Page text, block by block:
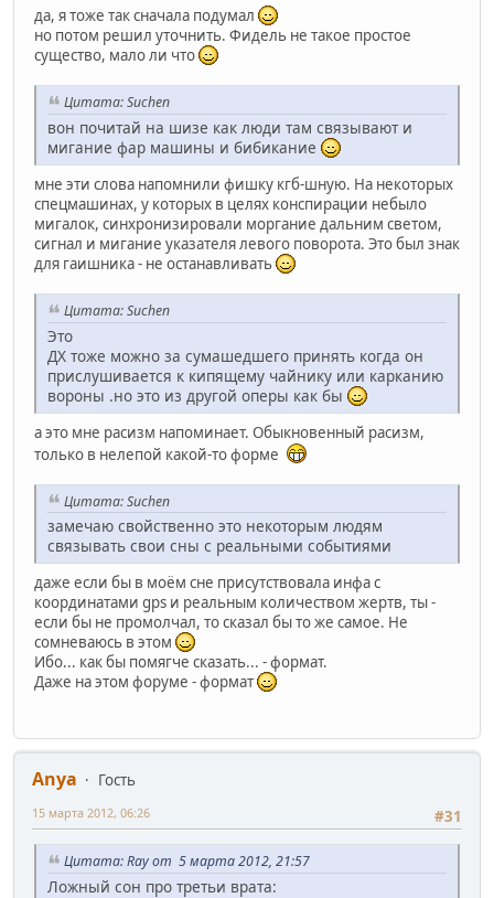
да, я тоже так сначала подумал
но потом решил уточнить. Фидель не такое простое
существо, мало ли что
Цитата: Suchen
вон почитай на шизе как люди там связывают и
мигание фар машины и бибикание
мне эти слова напомнили фишку кгб-шную. На некоторых
спецмашинах, у которых в целях конспирации небыло
мигалок, синхронизировали моргание дальним светом,
сигнал и мигание указателя левого поворота. Это был знак
для гаишника - не останавливать
Цитата: Suchen
Это
ДХ тоже можно за сумашедшего принять когда он
прислушивается к кипящему чайнику или карканию
вороны .но это из другой оперы как бы
а это мне расизм напоминает. Обыкновенный расизм,
только в нелепой какой-то форме
Цитата: Suchen
замечаю свойственно это некоторым людям
связывать свои сны с реальными событиями
даже если бы в моём сне присутствовала инфа с
координатами gps и реальным количеством жертв, ты -
если бы не промолчал, то сказал бы то же самое. Не
сомневаюсь в этом
Ибо... как бы помягче сказать... - формат.
Даже на этом форуме - формат
Anya
Гость
#31
15 марта 2012, 06:26
Цитата: Ray от 5 марта 2012, 21:57
Ложный сон про третьи врата: